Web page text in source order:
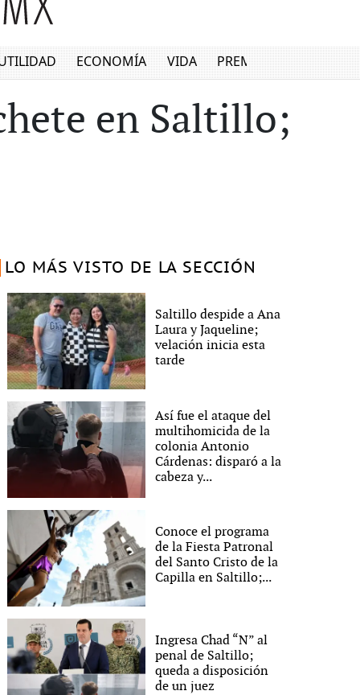
ECONOMÍA VIDA PREMIUM
en Saltillo;
LO MÁS VISTO DE LA SECCIÓN
Saltillo despide a Ana
Laura y Jaqueline;
velación inicia esta
tarde
Así fue el ataque del
multihomicida de la
colonia Antonio
Cárdenas: disparó a la
cabeza y...
Conoce el programa
de la Fiesta Patronal
del Santo Cristo de la
Capilla en Saltillo;...
Ingresa Chad “N” al
penal de Saltillo;
queda a disposición
de un juez